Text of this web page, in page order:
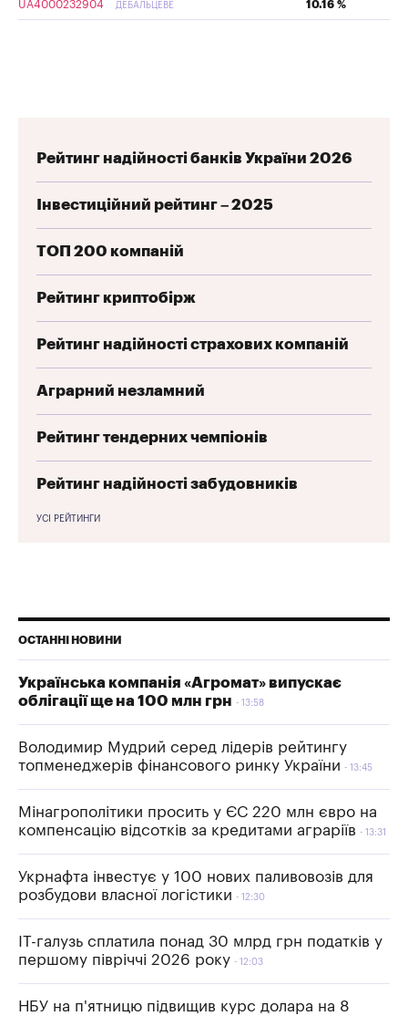
UA4000232904 ДЕБАЛЬЦЕВЕ 10.16 %
Рейтинг надійності банків України 2026
Інвестиційний рейтинг – 2025
ТОП 200 компаній
Рейтинг криптобірж
Рейтинг надійності страхових компаній
Аграрний незламний
Рейтинг тендерних чемпіонів
Рейтинг надійності забудовників
УСІ РЕЙТИНГИ
ОСТАННІ НОВИНИ
Українська компанія «Агромат» випускає
облігації ще на 100 млн грн
13:58
Володимир Мудрий серед лідерів рейтингу
топменеджерів фінансового ринку України
13:45
Мінагрополітики просить у ЄС 220 млн євро на
компенсацію відсотків за кредитами аграріїв
13:31
Укрнафта інвестує у 100 нових паливовозів для
розбудови власної логістики
12:30
IT-галузь сплатила понад 30 млрд грн податків у
першому півріччі 2026 року
12:03
НБУ на п'ятницю підвищив курс долара на 8